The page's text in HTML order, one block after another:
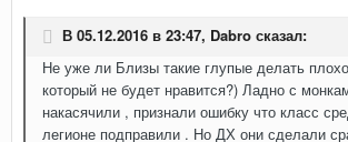
В 05.12.2016 в 23:47, Dabro сказал:
Не уже ли Близы такие глупые делать
который не будет нравится?) Ладно с
накасячили , признали ошибку что класс
легионе подправили . Но ДХ они сделали